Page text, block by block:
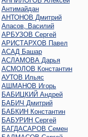
Антимайдан
АНТОНОВ Дмитрий
Апасов, Василий
АРБУЗОВ Сергей
АРИСТАРХОВ Павел
АСАД Башар
АСЛАМОВА Дарья
АСМОЛОВ Константин
АУТОВ Ильяс
АШМАНОВ Игорь
БАБИЦКИЙ Андрей
БАБИЧ Дмитрий
БАБКИН Константин
БАБУРИН Сергей
БАГДАСАРОВ Семен